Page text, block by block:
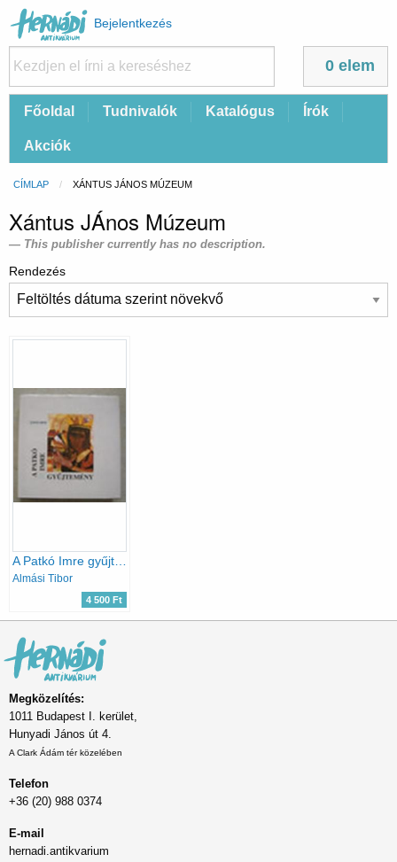
Felhasználói
fiók
menüje
Bejelentkezés
0 elem
FőFőoldal Tudnivalók Katalógus Írók
Akciók
Morzsa
CÍMLAP CURRENT:
XÁNTUS JÁNOS MÚZEUM
Xántus JÁnos Múzeum
This publisher currently has no description.
Rendezés
Almási Tibor
4 500 Ft
Megközelítés:
1011 Budapest I. kerület,
Hunyadi János út 4.
A Clark Ádám tér közelében
Telefon
+36 (20) 988 0374
E-mail
hernadi.antikvarium